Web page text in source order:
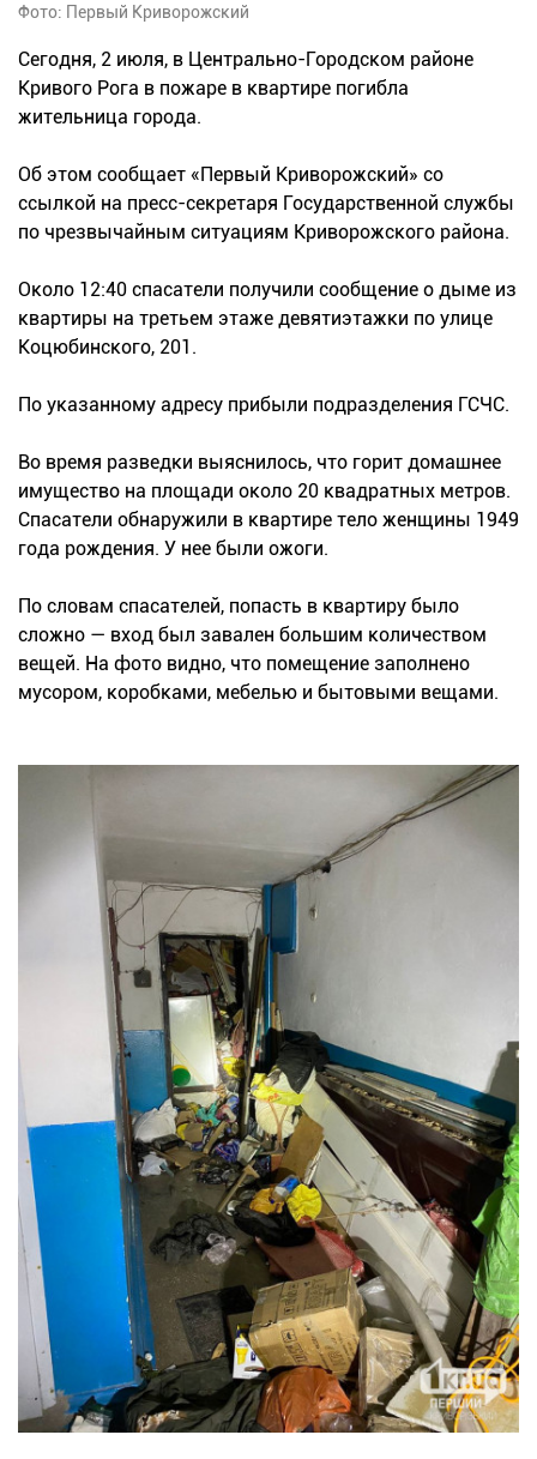
Фото: Первый Криворожский
Сегодня, 2 июля, в Центрально-Городском районе
Кривого Рога в пожаре в квартире погибла
жительница города.
Об этом сообщает «Первый Криворожский» со
ссылкой на пресс-секретаря Государственной службы
по чрезвычайным ситуациям Криворожского района.
Около 12:40 спасатели получили сообщение о дыме из
квартиры на третьем этаже девятиэтажки по улице
Коцюбинского, 201.
По указанному адресу прибыли подразделения ГСЧС.
Во время разведки выяснилось, что горит домашнее
имущество на площади около 20 квадратных метров.
Спасатели обнаружили в квартире тело женщины 1949
года рождения. У нее были ожоги.
По словам спасателей, попасть в квартиру было
сложно — вход был завален большим количеством
вещей. На фото видно, что помещение заполнено
мусором, коробками, мебелью и бытовыми вещами.